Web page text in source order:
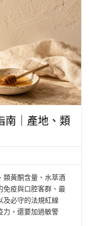
南｜產地、類
類黃酮含量、水萃酒
免疫與口腔客群、最
及必守的法規紅線
，還要加過敏警